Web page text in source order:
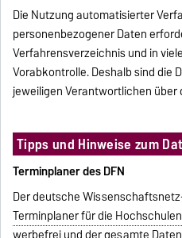
Die Nutzung automatisierter
personenbezogener Daten
Verfahrensverzeichnis und in
Vorabkontrolle. Deshalb sind
jeweiligen Verantwortlichen
Tipps und Hinweise zum
Terminplaner des DFN
Der deutsche
Terminplaner für die Hochschulen